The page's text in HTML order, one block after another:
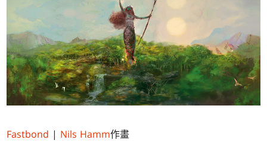
Fastbond | Nils Hamm作畫